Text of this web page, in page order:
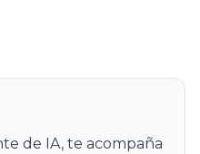
de IA, te acompaña